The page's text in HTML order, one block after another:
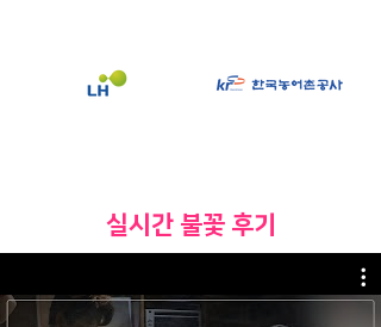
​실시간 불꽃 후기